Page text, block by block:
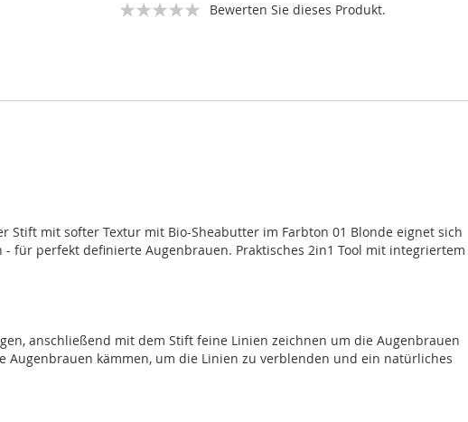
Bewerten Sie dieses Produkt.
Stift mit softer Textur mit Bio-Sheabutter im Farbton 01 Blonde eignet sich
für perfekt definierte Augenbrauen. Praktisches 2in1 Tool mit integriertem
anschließend mit dem Stift feine Linien zeichnen um die Augenbrauen
kämmen, um die Linien zu verblenden und ein natürliches